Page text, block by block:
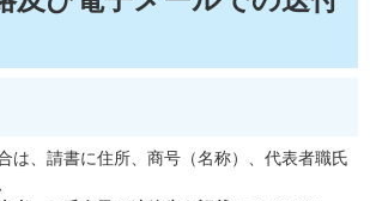
は、請書に住所、商号（名称）、代表者職氏